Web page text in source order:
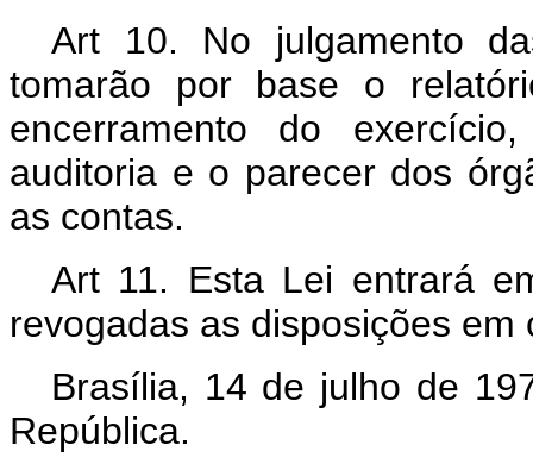
Art 10. No julgamento
tomarão por base o
encerramento do
auditoria e o parecer dos
as contas.
Art 11. Esta Lei entrará
revogadas as disposições em
Brasília, 14 de julho de
República.